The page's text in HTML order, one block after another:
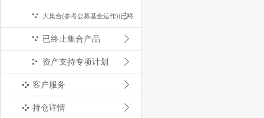
大集合(参考公募基金运作)(已终
止)
已终止集合产品
资产支持专项计划
客户服务
持仓详情